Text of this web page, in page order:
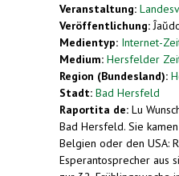
Veranstaltung:
Veröffentlichung:
Medientyp: Internet-
Medium: Hersfelder
Region (Bundesland):
Stadt: Bad Hersfeld
Raportita de: Lu
Bad Hersfeld. Sie
Belgien oder den USA:
Esperantosprecher aus